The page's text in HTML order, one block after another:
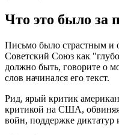
Что это было за
Письмо было страстным и
Советский Союз как
должно быть, говорите о
слов начинался его текст.
Рид, ярый критик
критикой на США, обвиняя
войн, поддержке диктатур